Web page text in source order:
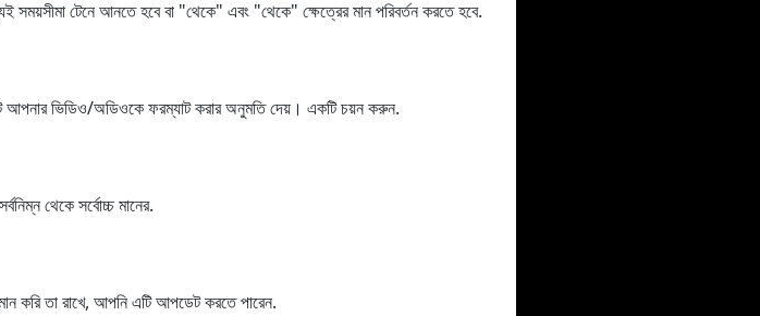
টেনে আনতে হবে বা "থেকে" এবং "থেকে" ক্ষেত্রের মান পরিবর্তন করতে হবে.
ভিডিও/অডিওকে ফরম্যাট করার অনুমতি দেয়। একটি চয়ন করুন.
থেকে সর্বোচ্চ মানের.
করি তা রাখে, আপনি এটি আপডেট করতে পারেন.